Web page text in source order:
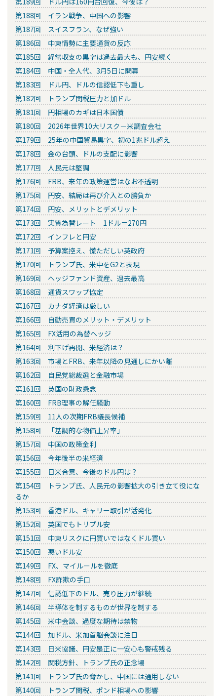
第188回 イラン戦争、中国への影響
第187回 スイスフラン、なぜ強い
第186回 中東情勢に主要通貨の反応
第185回 経常収支の黒字は過去最大も、円安続く
第184回 中国・全人代、3月5日に開幕
第183回 ドル円、ドルの信認低下も重し
第182回 トランプ関税圧力と加ドル
第181回 円相場のカギは日本国債
第180回 2026年世界10大リスク－米調査会社
第179回 25年の中国貿易黒字、初の1兆ドル超え
第178回 金の台頭、ドルの支配に影響
第177回 人民元は堅調
第176回 FRB、来年の政策運営はなお不透明
第175回 円安、結局は再び介入との勝負か
第174回 円安、メリットとデメリット
第173回 実質為替レート 1ドル＝270円
第172回 インフレと円安
第171回 予算案控え、慌ただしい英政府
第170回 トランプ氏、米中をG2と表現
第169回 ヘッジファンド資産、過去最高
第168回 通貨スワップ協定
第167回 カナダ経済は厳しい
第166回 自動売買のメリット・デメリット
第165回 FX活用の為替ヘッジ
第164回 利下げ再開、米経済は？
第163回 市場とFRB、来年以降の見通しにかい離
第162回 自民党総裁選と金融市場
第161回 英国の財政懸念
第160回 FRB理事の解任騒動
第159回 11人の次期FRB議長候補
第158回 「基調的な物価上昇率」
第157回 中国の政策金利
第156回 今年後半の米経済
第155回 日米合意、今後のドル円は？
第154回 トランプ氏、人民元の影響拡大の引き立て役にな
るか
第153回 香港ドル、キャリー取引が活発化
第152回 英国でもトリプル安
第151回 中東リスクに円買いではなくドル買い
第150回 悪いドル安
第149回 FX、マイルールを徹底
第148回 FX詐欺の手口
第147回 信認低下のドル、売り圧力が継続
第146回 半導体を制するものが世界を制する
第145回 米中会談、過度な期待は禁物
第144回 加ドル、米加首脳会談に注目
第143回 日米協議、円安是正に一安心も警戒残る
第142回 関税方針、トランプ氏の正念場
第141回 トランプ氏の脅かし、中国には通用しない
第140回 トランプ関税、ポンド相場への影響